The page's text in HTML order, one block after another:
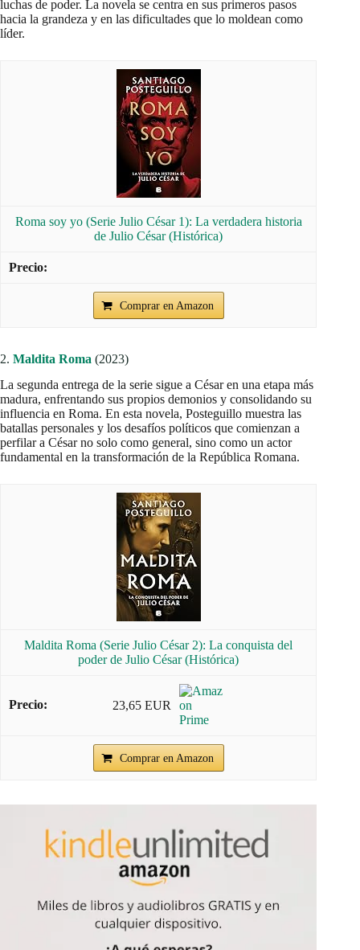
luchas de poder. La novela se centra en sus primeros pasos
hacia la grandeza y en las dificultades que lo moldean como
líder.
Roma soy yo (Serie Julio César 1): La verdadera historia
de Julio César (Histórica)
Comprar en Amazon
2. Maldita Roma (2023)
La segunda entrega de la serie sigue a César en una etapa más
madura, enfrentando sus propios demonios y consolidando su
influencia en Roma. En esta novela, Posteguillo muestra las
batallas personales y los desafíos políticos que comienzan a
perfilar a César no solo como general, sino como un actor
fundamental en la transformación de la República Romana.
Maldita Roma (Serie Julio César 2): La conquista del
poder de Julio César (Histórica)
23,65 EUR
Comprar en Amazon